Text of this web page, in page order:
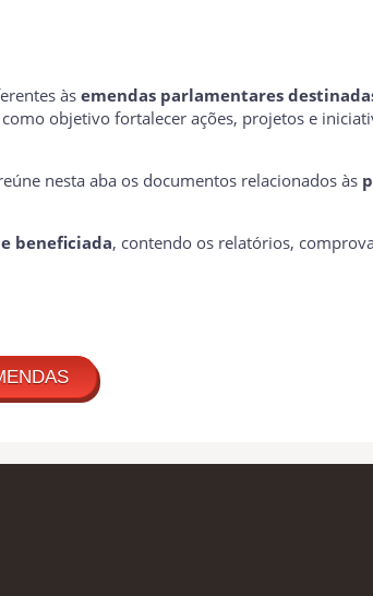
às emendas parlamentares
objetivo fortalecer ações, projetos e
nesta aba os documentos relacionados às
beneficiada, contendo os relatórios,